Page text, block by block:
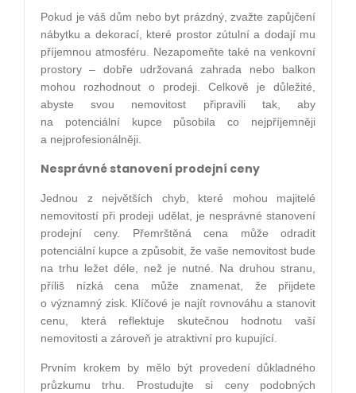
Pokud je váš dům nebo byt prázdný, zvažte zapůjčení
nábytku a dekorací, které prostor zútulní a dodají mu
příjemnou atmosféru. Nezapomeňte také na venkovní
prostory – dobře udržovaná zahrada nebo balkon
mohou rozhodnout o prodeji. Celkově je důležité,
abyste svou nemovitost připravili tak, aby
na potenciální kupce působila co nejpříjemněji
a nejprofesionálněji.
Nesprávné stanovení prodejní ceny
Jednou z největších chyb, které mohou majitelé
nemovitostí při prodeji udělat, je nesprávné stanovení
prodejní ceny. Přemrštěná cena může odradit
potenciální kupce a způsobit, že vaše nemovitost bude
na trhu ležet déle, než je nutné. Na druhou stranu,
příliš nízká cena může znamenat, že přijdete
o významný zisk. Klíčové je najít rovnováhu a stanovit
cenu, která reflektuje skutečnou hodnotu vaší
nemovitosti a zároveň je atraktivní pro kupující.
Prvním krokem by mělo být provedení důkladného
průzkumu trhu. Prostudujte si ceny podobných